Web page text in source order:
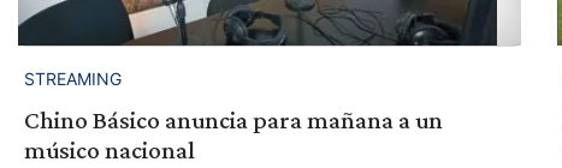
STREAMING
Chino Básico anuncia para mañana a un
músico nacional